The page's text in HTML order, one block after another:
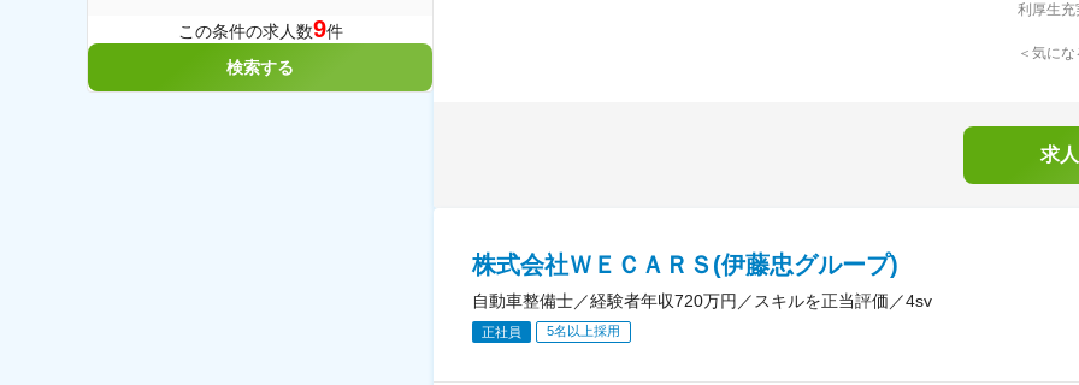
この条件の求人数9件
検索する
利厚生充
＜気に
求
株式会社ＷＥＣＡＲＳ(伊藤忠グループ)
自動車整備士／経験者年収720万円／スキルを正当評価／4sv
正社員 5名以上採用